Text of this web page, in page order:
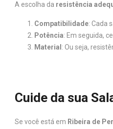
A escolha da resistência
Compatibilidade: Cada
Potência: Em seguida,
Material : Ou seja,
Cuide da sua
Se você está em Ribeira de